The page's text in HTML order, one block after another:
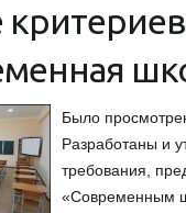
критериев
Было
Разработаны и
требования,
«Современным